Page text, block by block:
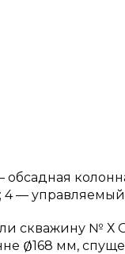
обсадная
4 —
скважину №
168 мм,